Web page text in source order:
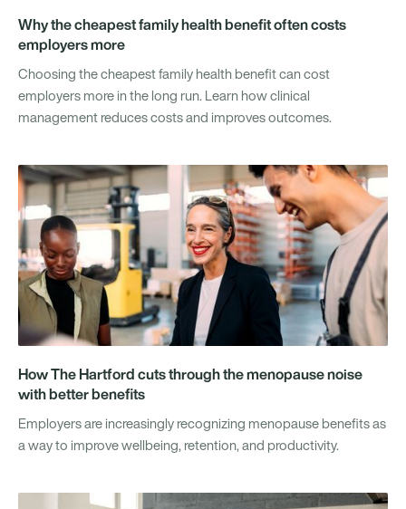
Why the cheapest family health benefit often costs
employers more
Choosing the cheapest family health benefit can cost
employers more in the long run. Learn how clinical
management reduces costs and improves outcomes.
How The Hartford cuts through the menopause noise
with better benefits
Employers are increasingly recognizing menopause benefits as
a way to improve wellbeing, retention, and productivity.